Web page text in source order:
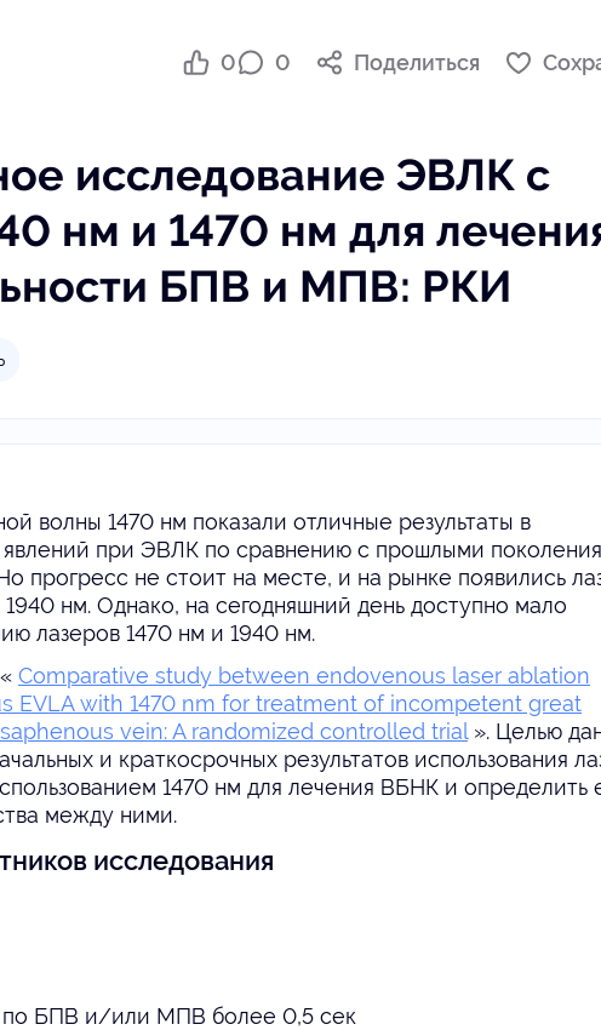
0 0 Поделиться
исследование ЭВЛК с
нм и 1470 нм для
БПВ и МПВ: РКИ
волны 1470 нм показали отличные результаты в
при ЭВЛК по сравнению с прошлыми
прогресс не стоит на месте, и на рынке появились
нм. Однако, на сегодняшний день доступно мало
лазеров 1470 нм и 1940 нм.
Comparative study between endovenous laser ablation
EVLA with 1470 nm for treatment of incompetent great
vein: A randomized controlled trial». Целью
и краткосрочных результатов использования
1470 нм для лечения ВБНК и определить
между ними.
исследования
по БПВ и/или МПВ более 0,5 сек